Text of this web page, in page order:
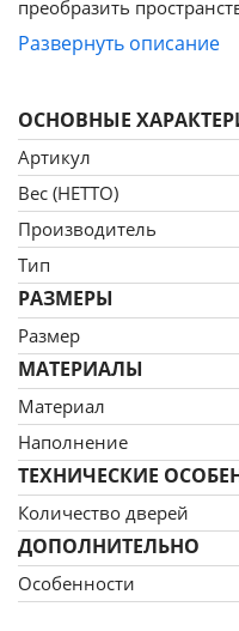
преобразить
изысканный дизайн, но
высококачественной
производства. Края
Изделие поставляется
входит инструкция.
Задняя стенка ДВП, Тип
Габариты внешние:
высота 2200 мм.,
вешалок: да, Страна
корпуса: ЛДСП,
Есть.
Развернуть описание
ОСНОВНЫЕ
Артикул
Вес (НЕТТО)
Производитель
Тип
РАЗМЕРЫ
Размер
МАТЕРИАЛЫ
Материал
Наполнение
ТЕХНИЧЕСКИЕ
Количество дверей
ДОПОЛНИТЕЛЬНО
Особенности